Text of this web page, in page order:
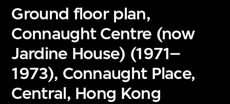
Ground floor plan,
Connaught Centre (now
Jardine House) (1971–
1973), Connaught Place,
Central, Hong Kong